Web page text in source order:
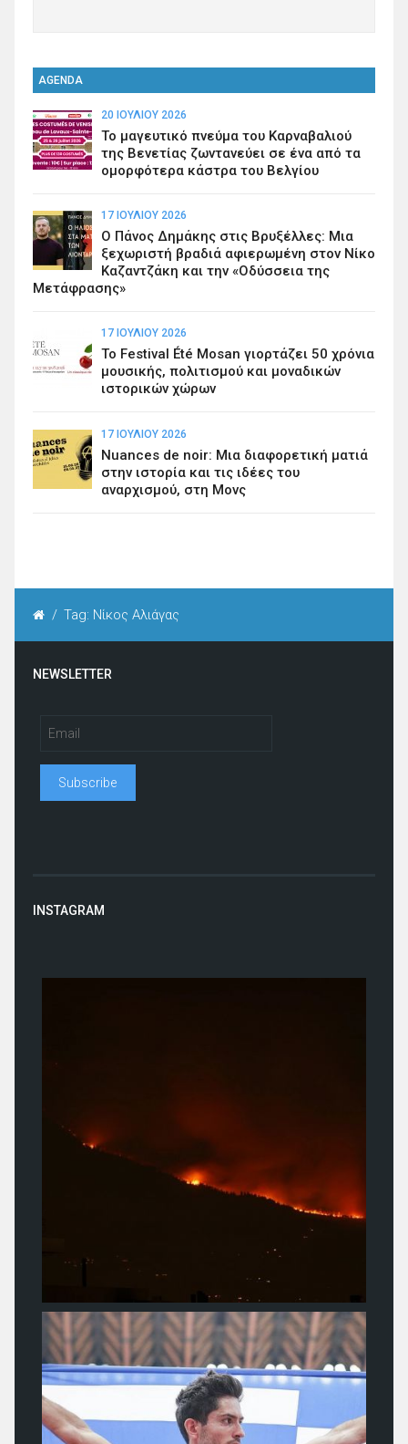
AGENDA
20 ΙΟΥΛΊΟΥ 2026
Το μαγευτικό πνεύμα του Καρναβαλιού
της Βενετίας ζωντανεύει σε ένα από τα
ομορφότερα κάστρα του Βελγίου
17 ΙΟΥΛΊΟΥ 2026
Ο Πάνος Δημάκης στις Βρυξέλλες: Μια
ξεχωριστή βραδιά αφιερωμένη στον Νίκο
Καζαντζάκη και την «Οδύσσεια της
Μετάφρασης»
17 ΙΟΥΛΊΟΥ 2026
Το Festival Été Mosan γιορτάζει 50 χρόνια
μουσικής, πολιτισμού και μοναδικών
ιστορικών χώρων
17 ΙΟΥΛΊΟΥ 2026
Nuances de noir: Μια διαφορετική ματιά
στην ιστορία και τις ιδέες του
αναρχισμού, στη Μονς
/ Tag: Νίκος Αλιάγας
NEWSLETTER
INSTAGRAM